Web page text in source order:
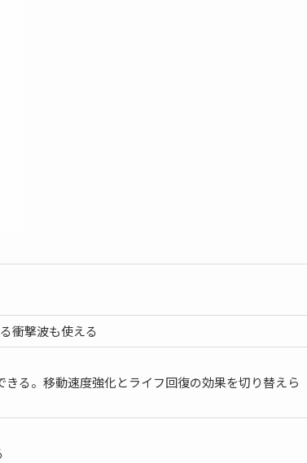
衝撃波も使える
る。移動速度強化とライフ回復の効果を切り替えら